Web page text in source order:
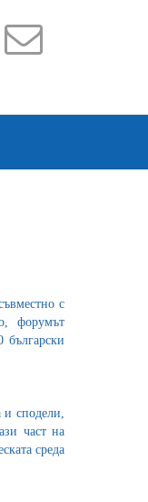
с
форумът
български
сподели,
част на
среда